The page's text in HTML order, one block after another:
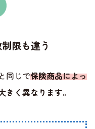
限も違う
同じで保険商品によっ
きく異なります。